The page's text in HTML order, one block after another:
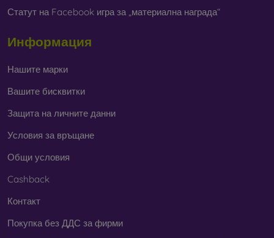
Статут на Facebook игра за „материална награда“
Информация
Нашите марки
Вашите бисквитки
Защита на личните данни
Условия за връщане
Общи условия
Cashback
Контакт
Покупка без ДДС за фирми